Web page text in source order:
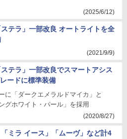
(2025/6/12)
テラ」一部改良 オートライトを全
(2021/9/9)
テラ」一部改良でスマートアシス
ードに標準装備
に「ダークエメラルドマイカ」と
グホワイト・パール」を採用
(2020/8/27)
ミラ イース」「ムーヴ」など計4